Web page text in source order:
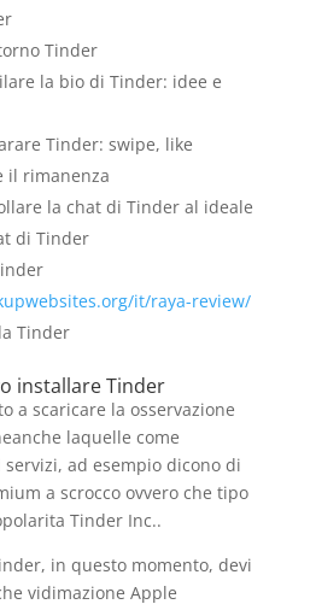
Tinder
la bio di Tinder: idee e
Tinder: swipe, like
il rimanenza
la chat di Tinder al ideale
di Tinder
it/raya-review/
Tinder
installare Tinder
a scaricare la osservazione
laquelle come
ad esempio dicono di
a scrocco ovvero che tipo
Tinder Inc..
in questo momento, devi
vidimazione Apple